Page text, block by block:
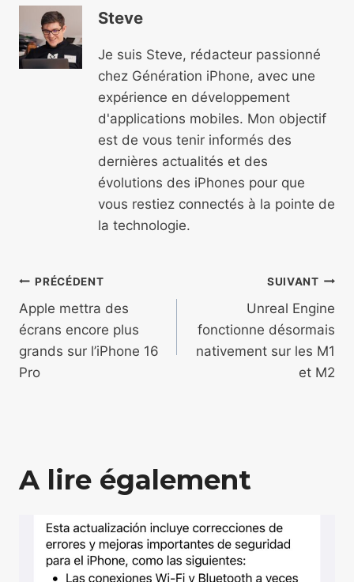
Steve
Je suis Steve, rédacteur passionné
chez Génération iPhone, avec une
expérience en développement
d'applications mobiles. Mon objectif
est de vous tenir informés des
dernières actualités et des
évolutions des iPhones pour que
vous restiez connectés à la pointe de
la technologie.
Navigation
de
l’article
PRÉCÉDENT
Apple mettra des
écrans encore plus
grands sur l’iPhone 16
Pro
SUIVANT
Unreal Engine
fonctionne désormais
nativement sur les M1
et M2
A lire également